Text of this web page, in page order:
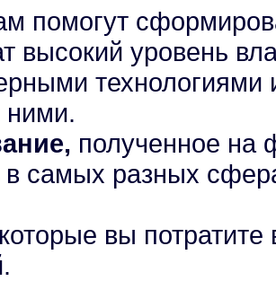
помогут
высокий уровень
ними.
полученное на
в самых разных
которые вы